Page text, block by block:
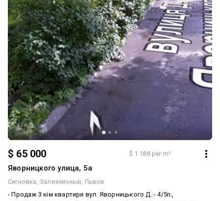
$ 65 000 $ 1 188 per m²
Яворницкого улица, 5а
Сигновка Зализничный Львов
- Продаж 3 кім квартири вул. Яворницького Д. - 4/5п.,